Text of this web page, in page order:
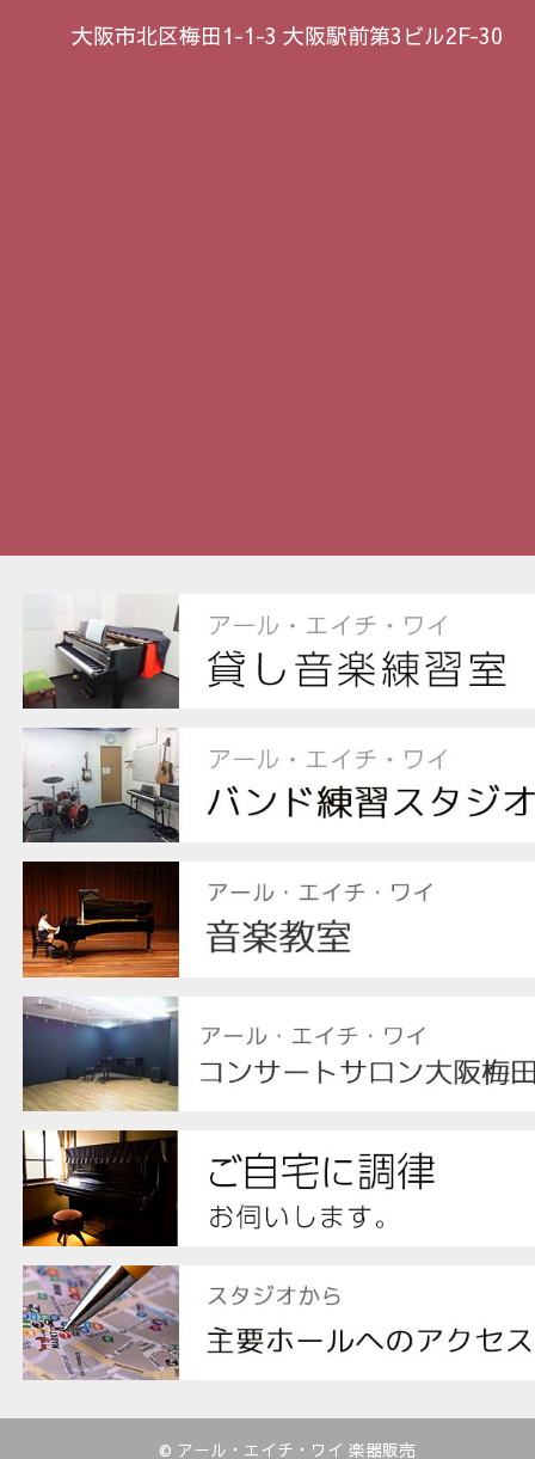
大阪市北区梅田1-1-3 大阪駅前第3ビル2F-30
© アール・エイチ・ワイ 楽器販売